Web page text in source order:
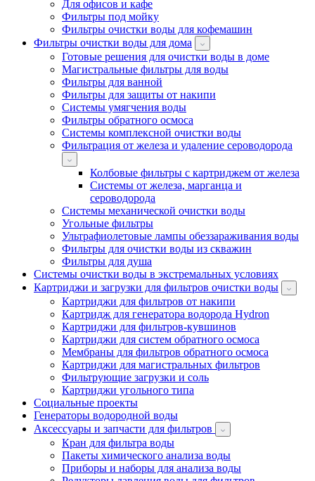
Для офисов и кафе
Фильтры под мойку
Фильтры очистки воды для кофемашин
Фильтры очистки воды для дома
Готовые решения для очистки воды в доме
Магистральные фильтры для воды
Фильтры для ванной
Фильтры для защиты от накипи
Системы умягчения воды
Фильтры обратного осмоса
Системы комплексной очистки воды
Фильтрация от железа и удаление сероводорода
Колбовые фильтры с картриджем от железа
Системы от железа, марганца и
сероводорода
Системы механической очистки воды
Угольные фильтры
Ультрафиолетовые лампы обеззараживания воды
Фильтры для очистки воды из скважин
Фильтры для душа
Системы очистки воды в экстремальных условиях
Картриджи и загрузки для фильтров очистки воды
Картриджи для фильтров от накипи
Картридж для генератора водорода Hydron
Картриджи для фильтров-кувшинов
Картриджи для систем обратного осмоса
Мембраны для фильтров обратного осмоса
Картриджи для магистральных фильтров
Фильтрующие загрузки и соль
Картриджи угольного типа
Социальные проекты
Генераторы водородной воды
Аксессуары и запчасти для фильтров
Кран для фильтра воды
Пакеты химического анализа воды
Приборы и наборы для анализа воды